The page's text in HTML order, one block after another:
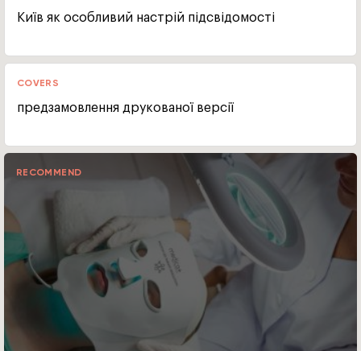
Київ як особливий настрій підсвідомості
COVERS
предзамовлення друкованої версії
RECOMMEND